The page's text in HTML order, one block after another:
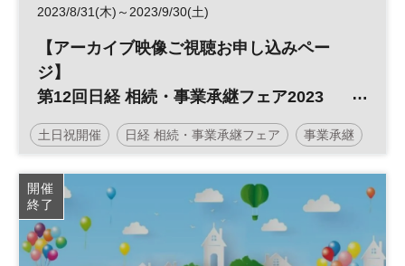
2023/8/31(木)～2023/9/30(土)
【アーカイブ映像ご視聴お申し込みペー
ジ】
第12回日経 相続・事業承継フェア2023
～相続・資産承継対策編～ 人生100年時代
を生きるあなたへ
相続・資産承継対策の最前線
土日祝開催 日経 相続・事業承継フェア 事業承継
不動産 終活 相続対策 相続 資産承継
人生100年時代 参加無料
開催
終了